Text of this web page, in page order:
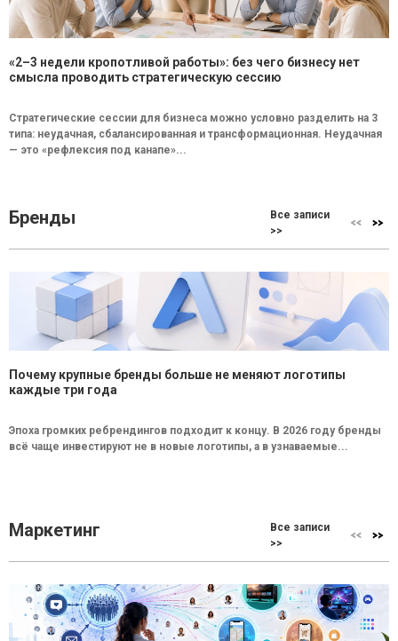
«2–3 недели кропотливой работы»: без чего бизнесу нет
смысла проводить стратегическую сессию
Стратегические сессии для бизнеса можно условно разделить на 3
типа: неудачная, сбалансированная и трансформационная. Неудачная
— это «рефлексия под канапе»...
Бренды
Все записи
>>
Почему крупные бренды больше не меняют логотипы
каждые три года
Эпоха громких ребрендингов подходит к концу. В 2026 году бренды
всё чаще инвестируют не в новые логотипы, а в узнаваемые...
Маркетинг
Все записи
>>